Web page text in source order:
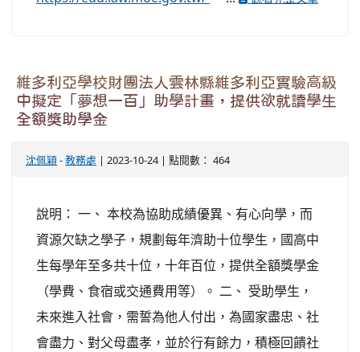
維多利亞學校財團法人雲林縣維多利亞實驗高級
中擬定「夢想一百」助學計畫，提供欲就讀學生
全額獎助學金
沈佩穎-教務處 | 2023-10-24 | 點閱數： 464
說明： 一、 本校為協助成績優異、有心向學，而
資源欠缺之學子，規劃每年濟助十位學生，國高中
生每學年至多共十位，十年百位，提供全額獎學金
（學費、食宿或交通費用等）。 二、 受助學生，
未來進入社會，需誓為他人付出，為國家盡忠、社
會盡力、對父母盡孝，並於行有餘力，積極回饋社